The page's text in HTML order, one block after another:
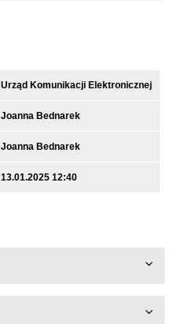
Urząd Komunikacji Elektronicznej
Joanna Bednarek
Joanna Bednarek
13.01.2025 12:40